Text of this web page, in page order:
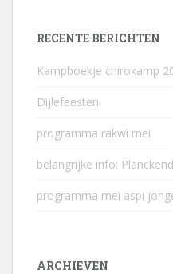
RECENTE BERICHTEN
Kampboekje chirokamp
Dijlefeesten
programma rakwi mei
belangrijke info:
programma mei aspi
ARCHIEVEN